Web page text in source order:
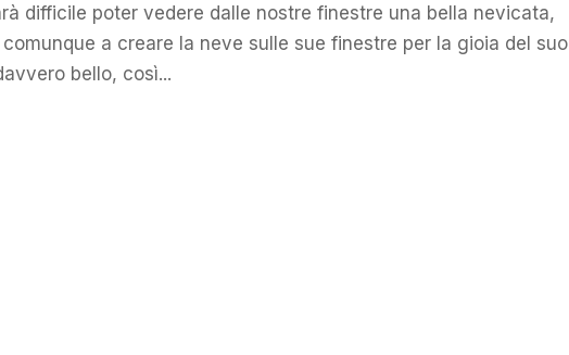
difficile poter vedere dalle nostre finestre una bella nevicata,
a creare la neve sulle sue finestre per la gioia del suo
bello, così...